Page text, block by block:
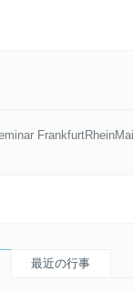
最近の行事